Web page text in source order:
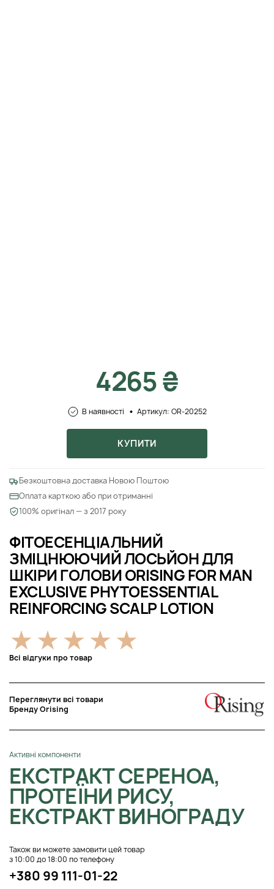
ФІТОЕСЕНЦІАЛЬНИЙ
ЗМІЦНЮЮЧИЙ ЛОСЬЙОН ДЛЯ
ШКІРИ ГОЛОВИ ORISING FOR MAN
EXCLUSIVE PHYTOESSENTIAL
REINFORCING SCALP LOTION
Всі відгуки про товар
Переглянути всі товари
Бренду Orising
Активні компоненти
ЕКСТРАКТ СЕРЕНОА,
ПРОТЕЇНИ РИСУ,
ЕКСТРАКТ ВИНОГРАДУ
Також ви можете замовити цей товар
з 10:00 до 18:00 по телефону
+380 99 111-01-22
4265 ₴
В наявності Артикул: OR-20252
КУПИТИ
Безкоштовна доставка Новою Поштою
Оплата карткою або при отриманні
100% оригінал — з 2017 року